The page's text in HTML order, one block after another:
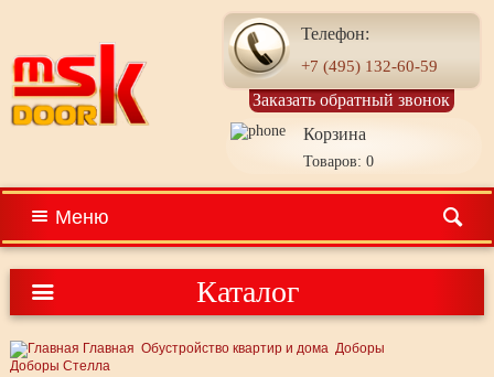
Телефон:
+7 (495) 132-60-59
Заказать обратный звонок
Корзина
Товаров: 0
Меню
Каталог
Главная Обустройство квартир и дома Доборы
Доборы Стелла